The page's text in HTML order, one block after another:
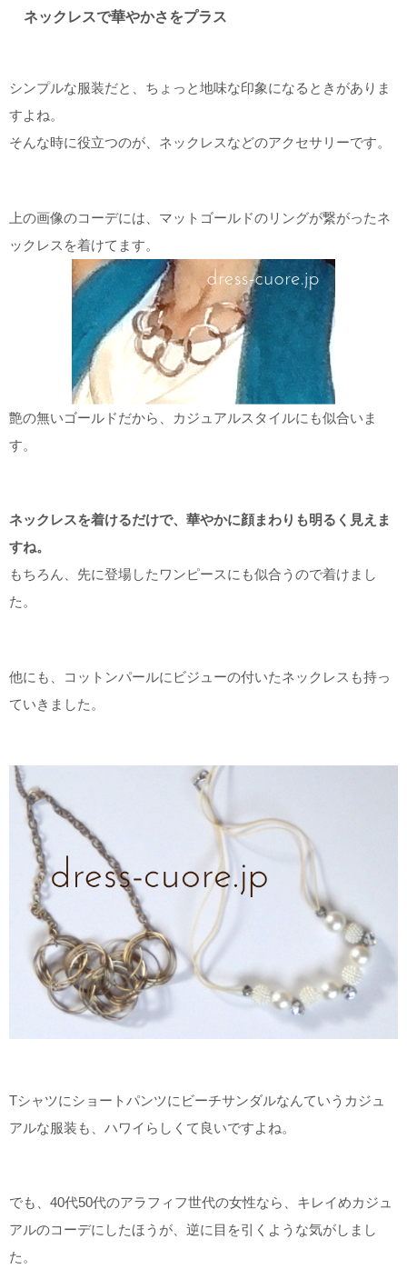
ネックレスで華やかさをプラス
シンプルな服装だと、ちょっと地味な印象になるときがありま
すよね。
そんな時に役立つのが、ネックレスなどのアクセサリーです。
上の画像のコーデには、マットゴールドのリングが繋がったネ
ックレスを着けてます。
艶の無いゴールドだから、カジュアルスタイルにも似合いま
す。
ネックレスを着けるだけで、華やかに顔まわりも明るく見えま
すね。
もちろん、先に登場したワンピースにも似合うので着けまし
た。
他にも、コットンパールにビジューの付いたネックレスも持っ
ていきました。
Tシャツにショートパンツにビーチサンダルなんていうカジュ
アルな服装も、ハワイらしくて良いですよね。
でも、40代50代のアラフィフ世代の女性なら、キレイめカジュ
アルのコーデにしたほうが、逆に目を引くような気がしまし
た。